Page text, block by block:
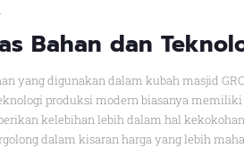
Bahan dan
yang digunakan dalam kubah masjid
produksi modern biasanya
kelebihan lebih dalam hal
dalam kisaran harga yang lebih